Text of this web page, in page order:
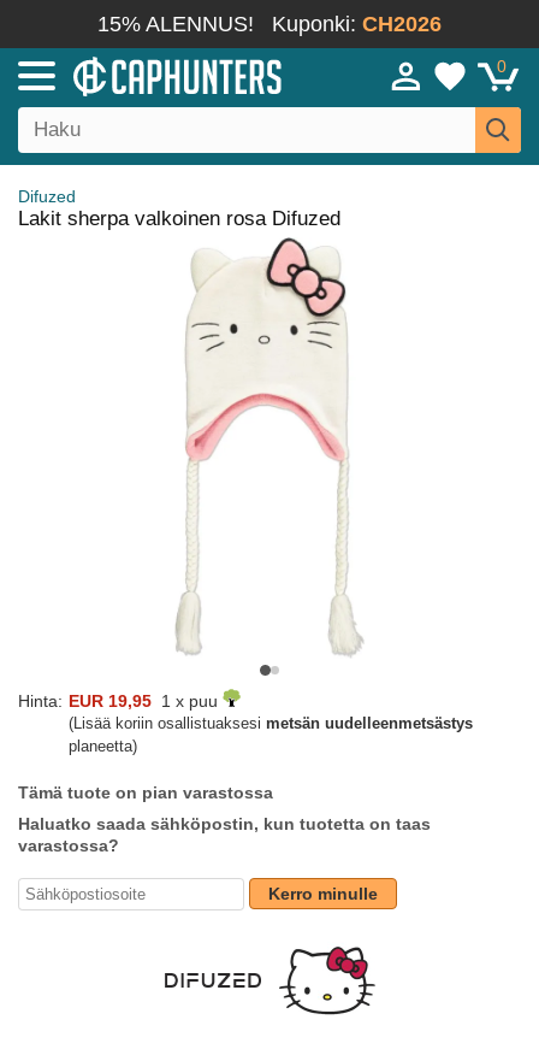
15% ALENNUS! Kuponki: CH2026
0
Difuzed
Lakit sherpa valkoinen rosa Difuzed
Hinta: EUR 19,95 1 x puu
(Lisää koriin osallistuaksesi metsän uudelleenmetsästys
planeetta)
Tämä tuote on pian varastossa
Haluatko saada sähköpostin, kun tuotetta on taas
varastossa?
Kerro minulle